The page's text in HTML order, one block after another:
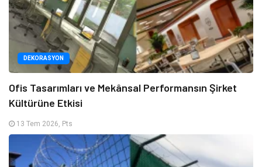
DEKORASYON
Ofis Tasarımları ve Mekânsal Performansın Şirket
Kültürüne Etkisi
13 Tem 2026, Pts